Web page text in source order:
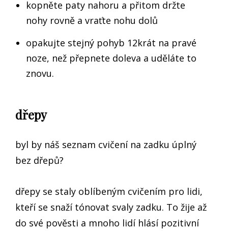
kopněte paty nahoru a přitom držte
nohy rovně a vraťte nohu dolů
opakujte stejný pohyb 12krát na pravé
noze, než přepnete doleva a uděláte to
znovu.
dřepy
byl by náš seznam cvičení na zadku úplný
bez dřepů?
dřepy se staly oblíbeným cvičením pro lidi,
kteří se snaží tónovat svaly zadku. To žije až
do své pověsti a mnoho lidí hlásí pozitivní